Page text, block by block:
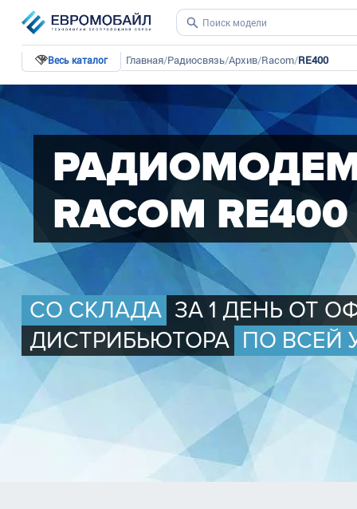
Весь каталог Главная/Радиосвязь/Архив/Racom/RE400
RACOM RE400
СО СКЛАДА ЗА 1 ДЕНЬ ОТ
ДИСТРИБЬЮТОРА ПО ВСЕЙ